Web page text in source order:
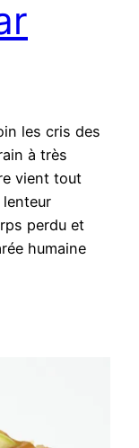
les cris des
à très
vient tout
lenteur
perdu et
humaine